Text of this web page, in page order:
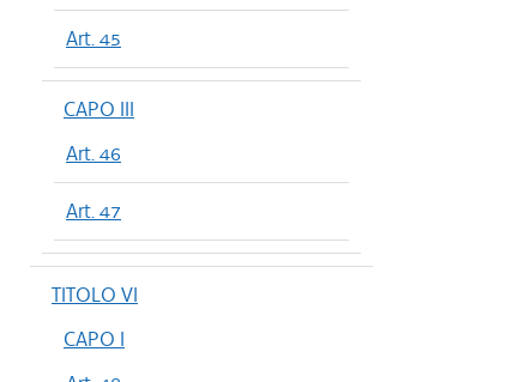
Art. 45
CAPO III
Art. 46
Art. 47
TITOLO VI
CAPO I